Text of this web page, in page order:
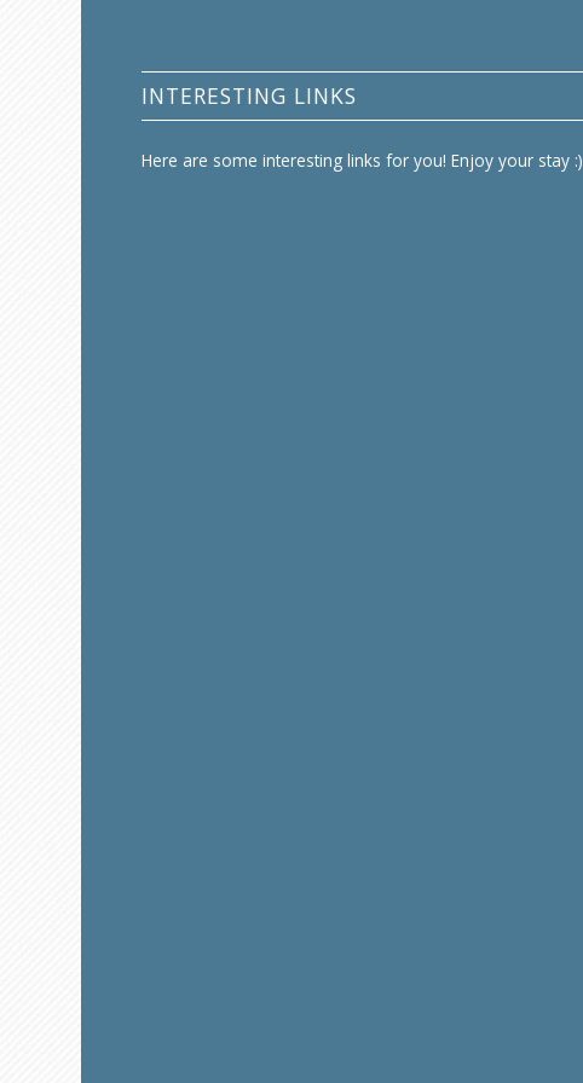
INTERESTING LINKS
Here are some interesting links for you! Enjoy your stay :)